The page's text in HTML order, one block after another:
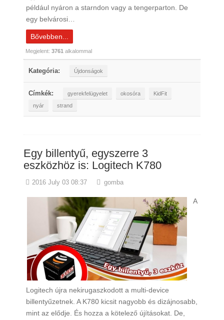
például nyáron a starndon vagy a tengerparton. De
egy belvárosi…
Bővebben...
Megjelent: 3761 alkalommal
Kategória: Újdonságok
Címkék: gyerekfelügyelet okosóra
KidFit
nyár
strand
Egy billentyű, egyszerre 3
eszközhöz is: Logitech K780
2016 July 03 08:37 gomba
A
Logitech újra nekirugaszkodott a multi-device
billentyűzetnek. A K780 kicsit nagyobb és dizájnosabb,
mint az elődje. És hozza a kötelező újításokat. De,